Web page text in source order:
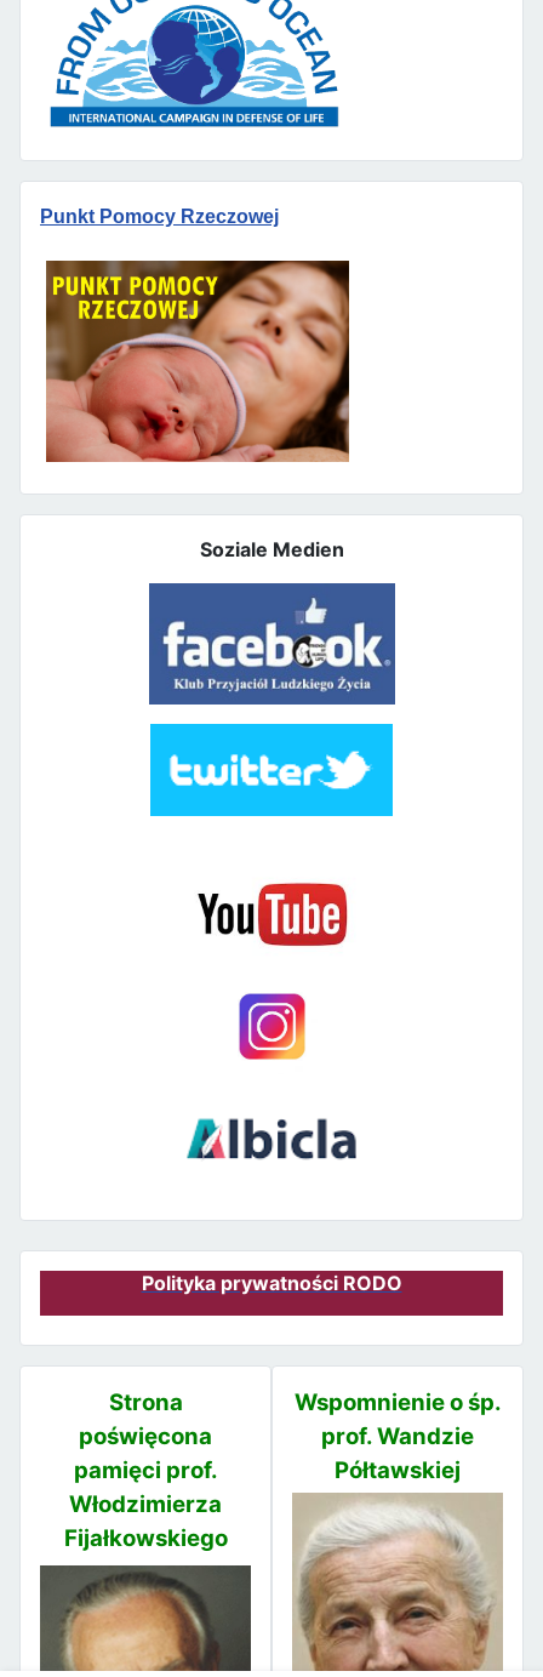
Punkt Pomocy Rzeczowej
Soziale Medien
Polityka prywatności RODO
Strona
poświęcona
pamięci prof.
Włodzimierza
Fijałkowskiego
Wspomnienie o śp.
prof. Wandzie
Półtawskiej